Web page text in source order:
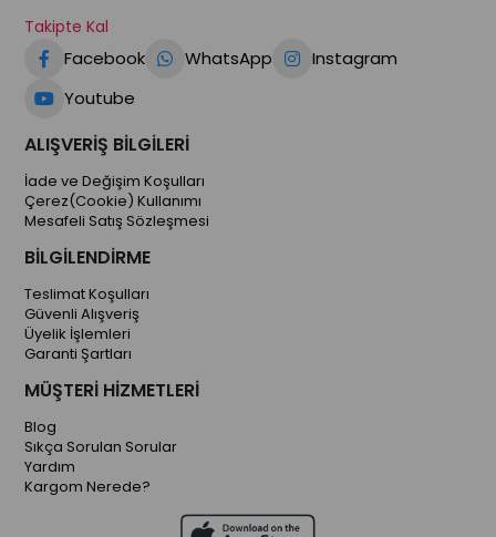
Takipte Kal
Facebook WhatsApp
Instagram
Youtube
ALIŞVERİŞ BİLGİLERİ
İade ve Değişim Koşulları
Çerez(Cookie) Kullanımı
Mesafeli Satış Sözleşmesi
BİLGİLENDİRME
Teslimat Koşulları
Güvenli Alışveriş
Üyelik İşlemleri
Garanti Şartları
MÜŞTERİ HİZMETLERİ
Blog
Sıkça Sorulan Sorular
Yardım
Kargom Nerede?